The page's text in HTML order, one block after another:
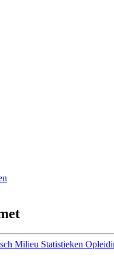
Milieu Statistieken